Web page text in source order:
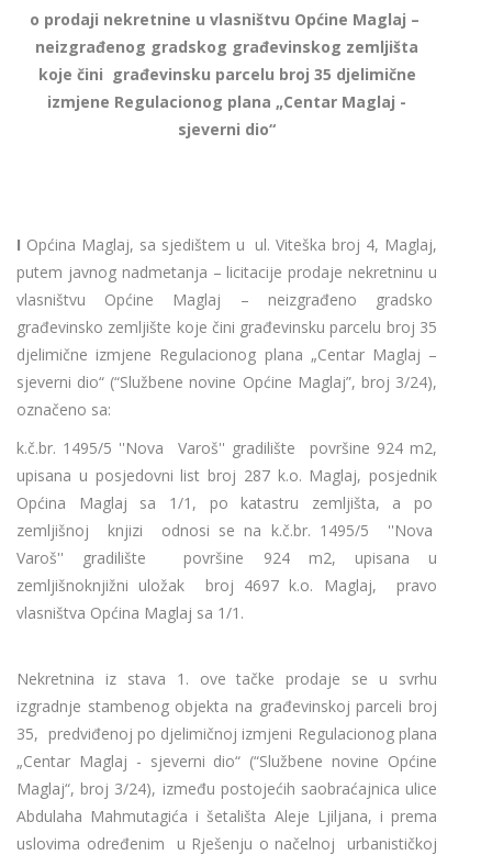
o prodaji nekretnine u vlasništvu Općine Maglaj –
neizgrađenog gradskog građevinskog zemljišta
koje čini građevinsku parcelu broj 35 djelimične
izmjene Regulacionog plana „Centar Maglaj -
sjeverni dio“
I Općina Maglaj, sa sjedištem u ul. Viteška broj 4, Maglaj,
putem javnog nadmetanja – licitacije prodaje nekretninu u
vlasništvu Općine Maglaj – neizgrađeno gradsko
građevinsko zemljište koje čini građevinsku parcelu broj 35
djelimične izmjene Regulacionog plana „Centar Maglaj –
sjeverni dio“ (“Službene novine Općine Maglaj”, broj 3/24),
označeno sa:
k.č.br. 1495/5 ''Nova Varoš'' gradilište površine 924 m2,
upisana u posjedovni list broj 287 k.o. Maglaj, posjednik
Općina Maglaj sa 1/1, po katastru zemljišta, a po
zemljišnoj knjizi odnosi se na k.č.br. 1495/5 ''Nova
Varoš'' gradilište površine 924 m2, upisana u
zemljišnoknjižni uložak broj 4697 k.o. Maglaj, pravo
vlasništva Općina Maglaj sa 1/1.
Nekretnina iz stava 1. ove tačke prodaje se u svrhu
izgradnje stambenog objekta na građevinskoj parceli broj
35, predviđenoj po djelimičnoj izmjeni Regulacionog plana
„Centar Maglaj - sjeverni dio“ (“Službene novine Općine
Maglaj“, broj 3/24), između postojećih saobraćajnica ulice
Abdulaha Mahmutagića i šetališta Aleje Ljiljana, i prema
uslovima određenim u Rješenju o načelnoj urbanističkoj